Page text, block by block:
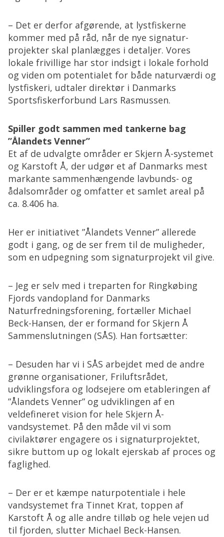
– Det er derfor afgørende, at lystfiskerne
kommer med på råd, når de nye signatur-
projekter skal planlægges i detaljer. Vores
lokale frivillige har stor indsigt i lokale forhold
og viden om potentialet for både naturværdi og
lystfiskeri, udtaler direktør i Danmarks
Sportsfiskerforbund Lars Rasmussen.
Spiller godt sammen med tankerne bag
”Ålandets Venner”
Et af de udvalgte områder er Skjern Å-systemet
og Karstoft Å, der udgør et af Danmarks mest
markante sammenhængende lavbunds- og
ådalsområder og omfatter et samlet areal på
ca. 8.406 ha.
Her er initiativet ”Ålandets Venner” allerede
godt i gang, og de ser frem til de muligheder,
som en udpegning som signaturprojekt vil give.
– Jeg er selv med i treparten for Ringkøbing
Fjords vandopland for Danmarks
Naturfredningsforening, fortæller Michael
Beck-Hansen, der er formand for Skjern Å
Sammenslutningen (SÅS). Han fortsætter:
– Desuden har vi i SÅS arbejdet med de andre
grønne organisationer, Friluftsrådet,
udviklingsfora og lodsejere om etableringen af
”Ålandets Venner” og udviklingen af en
veldefineret vision for hele Skjern Å-
vandsystemet. På den måde vil vi som
civilaktører engagere os i signaturprojektet,
sikre buttom up og lokalt ejerskab af proces og
faglighed.
– Der er et kæmpe naturpotentiale i hele
vandsystemet fra Tinnet Krat, toppen af
Karstoft Å og alle andre tilløb og hele vejen ud
til fjorden, slutter Michael Beck-Hansen.